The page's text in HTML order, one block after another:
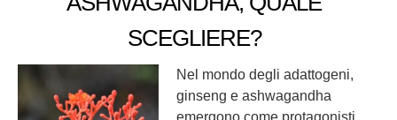
SCEGLIERE?
Nel mondo degli adattogeni,
ginseng e ashwagandha
emergono come protagonisti.